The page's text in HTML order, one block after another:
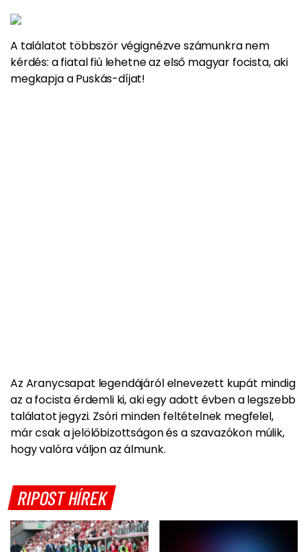
A találatot többször végignézve számunkra nem
kérdés: a fiatal fiú lehetne az első magyar focista, aki
megkapja a Puskás-díjat!
Az Aranycsapat legendájáról elnevezett kupát mindig
az a focista érdemli ki, aki egy adott évben a legszebb
találatot jegyzi. Zsóri minden feltételnek megfelel,
már csak a jelölőbizottságon és a szavazókon múlik,
hogy valóra váljon az álmunk.
RIPOST HÍREK